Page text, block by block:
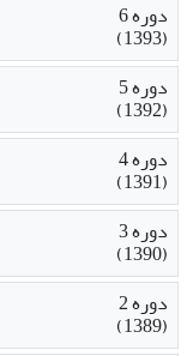
دوره 6
(1393)
دوره 5
(1392)
دوره 4
(1391)
دوره 3
(1390)
دوره 2
(1389)